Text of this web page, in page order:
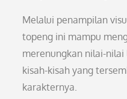
Melalui penampilan
topeng ini mampu
merenungkan nilai-
kisah-kisah yang
karakternya.